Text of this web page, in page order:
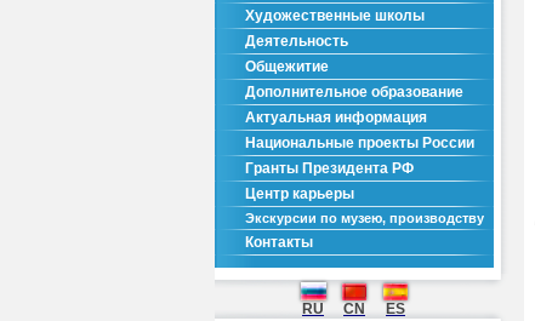
Художественные школы
Деятельность
Общежитие
Дополнительное образование
Актуальная информация
Национальные проекты России
Гранты Президента РФ
Центр карьеры
Экскурсии по музею, производству
Контакты
RU CN ES